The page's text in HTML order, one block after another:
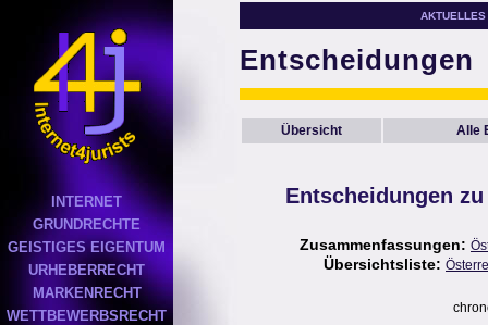
INTERNET
GRUNDRECHTE
GEISTIGES EIGENTUM
URHEBERRECHT
MARKENRECHT
WETTBEWERBSRECHT
AKTUELLES
Entscheidungen
Übersicht Alle
Entscheidungen
Zusammenfassungen:
Übersichtsliste: